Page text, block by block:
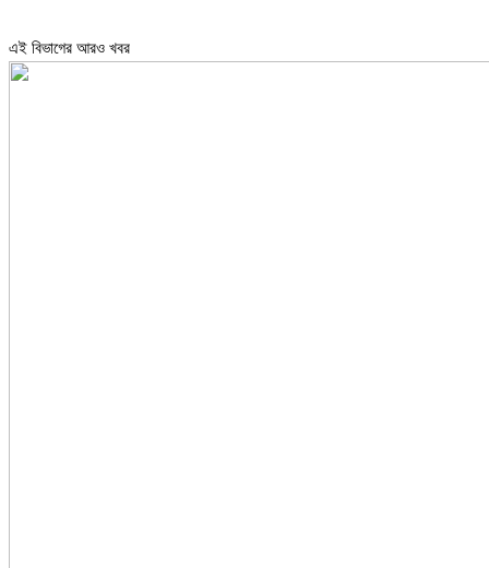
এই বিভাগের আরও খবর